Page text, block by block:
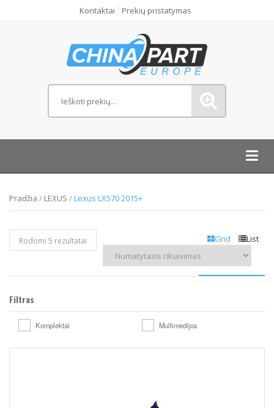
Kontaktai Prekių pristatymas
Pradžia / LEXUS / Lexus LX570 2015+
Grid List
Rodomi 5 rezultatai
Filtras
Komplektai Multimedijos